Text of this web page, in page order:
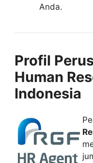
Anda.
Profil
Human
Indonesia